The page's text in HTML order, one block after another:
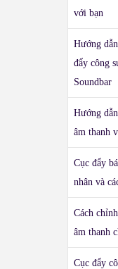
với bạn
Hướng
đẩy công
Soundbar
Hướng
âm thanh
Cục đẩy
nhân và
Cách
âm thanh
Cục đẩy